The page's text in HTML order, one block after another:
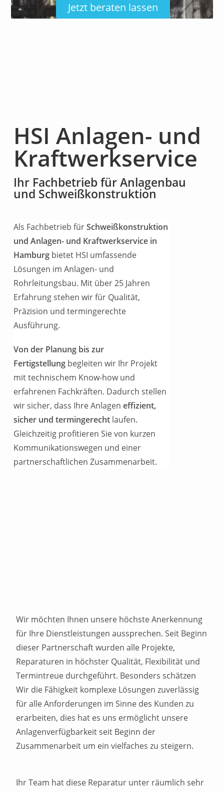
Jetzt beraten lassen
HSI Anlagen- und
Kraftwerkservice
Ihr Fachbetrieb für Anlagenbau
und Schweißkonstruktion
Als Fachbetrieb fürSchweißkonstruktion
und Anlagen- und Kraftwerkservice in
Hamburg bietet HSI umfassende
Lösungen im Anlagen- und
Rohrleitungsbau. Mit über 25 Jahren
Erfahrung stehen wir für Qualität,
Präzision und termingerechte
Ausführung.
Von der Planung bis zur
Fertigstellung begleiten wir Ihr Projekt
mit technischem Know-how und
erfahrenen Fachkräften. Dadurch stellen
wir sicher, dass Ihre Anlageneffizient,
sicher und termingerecht laufen.
Gleichzeitig profitieren Sie von kurzen
Kommunikationswegen und einer
partnerschaftlichen Zusammenarbeit.
Wir möchten Ihnen unsere höchste Anerkennung
für Ihre Dienstleistungen aussprechen. Seit Beginn
dieser Partnerschaft wurden alle Projekte,
Reparaturen in höchster Qualität, Flexibilität und
Termintreue durchgeführt. Besonders schätzen
Wir die Fähigkeit komplexe Lösungen zuverlässig
für alle Anforderungen im Sinne des Kunden zu
erarbeiten, dies hat es uns ermöglicht unsere
Anlagenverfügbarkeit seit Beginn der
Zusammenarbeit um ein vielfaches zu steigern.
Ihr Team hat diese Reparatur unter räumlich sehr